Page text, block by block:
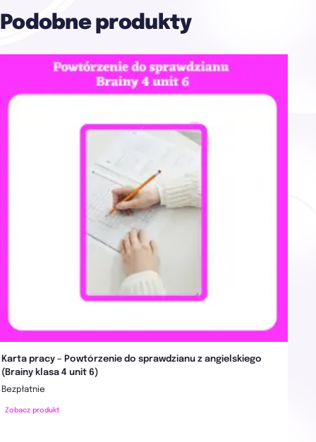
Podobne produkty
Karta pracy – Powtórzenie do sprawdzianu z angielskiego
(Brainy klasa 4 unit 6)
Bezpłatnie
Zobacz produkt